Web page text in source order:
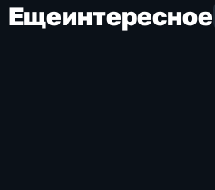
Ещеинтересное